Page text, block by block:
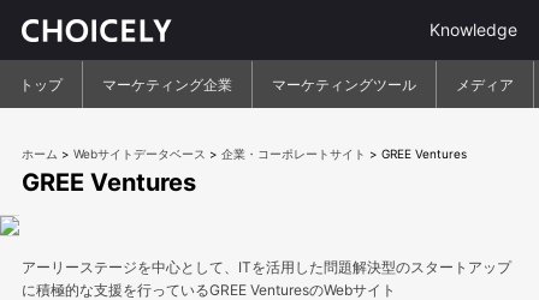
Knowledge
トップ マーケティング企業 マーケティングツール メディア
ホーム > Webサイトデータベース > 企業・コーポレートサイト > GREE Ventures
GREE Ventures
アーリーステージを中心として、ITを活用した問題解決型のスタートアップ
に積極的な支援を行っているGREE VenturesのWebサイト